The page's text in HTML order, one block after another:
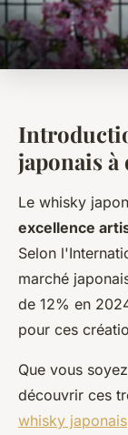
japonais
Le whisky
excellence
Selon
marché
de 12% en
pour ces
Que vous
découvrir ces
whisky japonais